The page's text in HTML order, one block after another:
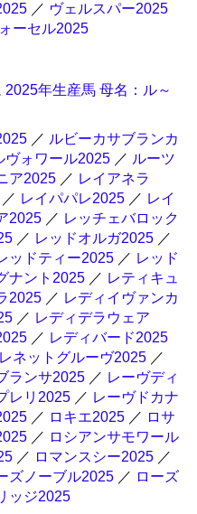
／ ヴェルスパー2025
ーセル2025
年生産馬 母名：ル～
／ ルビーカサブランカ
ヴォワール2025 ／ ルーツ
ア2025 ／ レイアネラ
／ レイパパレ2025 ／ レイ
2025 ／ レッチェバロック
／ レッドオルガ2025 ／
ッドティー2025 ／ レッド
ナント2025 ／ レティキュ
2025 ／ レディイヴァンカ
／ レディデラウェア
／ レディバード2025
レネットグルーヴ2025 ／
ランサ2025 ／ レーヴディ
レリ2025 ／ レーヴドカナ
／ ロキエ2025 ／ ロサ
／ ロシアンサモワール
／ ロマンスシー2025 ／
ズノーブル2025 ／ ローズ
ッジ2025